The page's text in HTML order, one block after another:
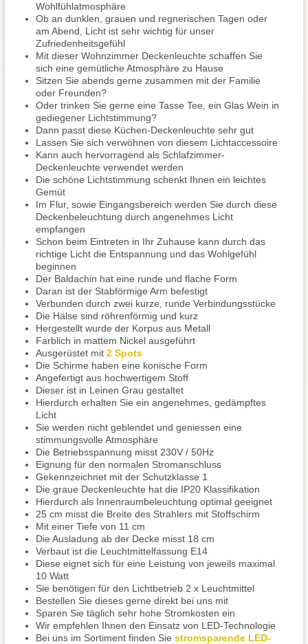
Wohlfühlatmosphäre
Ob an dunklen, grauen und regnerischen Tagen oder
am Abend, Licht ist sehr wichtig für unser
Zufriedenheitsgefühl
Mit dieser Wohnzimmer Deckenleuchte schaffen Sie
sich eine gemütliche Atmosphäre zu Hause
Sitzen Sie abends gerne zusammen mit der Familie
oder Freunden?
Oder trinken Sie gerne eine Tasse Tee, ein Glas Wein in
gediegener Lichtstimmung?
Dann passt diese Küchen-Deckenleuchte sehr gut
Lassen Sie sich verwöhnen von diesem Lichtaccessoire
Kann auch hervorragend als Schlafzimmer-
Deckenleuchte verwendet werden
Die schöne Lichtstimmung schenkt Ihnen ein leichtes
Gemüt
Im Flur, sowie Eingangsbereich werden Sie durch diese
Deckenbeleuchtung durch angenehmes Licht
empfangen
Schon beim Eintreten in Ihr Zuhause kann durch das
richtige Licht die Entspannung und das Wohlgefühl
beginnen
Der Baldachin hat eine runde und flache Form
Daran ist der Stabförmige Arm befestigt
Verbunden durch zwei kurze, runde Verbindungsstücke
Die Hälse sind röhrenförmig und kurz
Hergestellt wurde der Korpus aus Metall
Farblich in mattem Nickel ausgeführt
Ausgerüstet mit 2 Spots
Die Schirme haben eine konische Form
Angefertigt aus hochwertigem Stoff
Dieser ist in Leinen Grau gestaltet
Hierdurch erhalten Sie ein angenehmes, gedämpftes
Licht
Sie werden nicht geblendet und geniessen eine
stimmungsvolle Atmosphäre
Die Betriebsspannung misst 230V / 50Hz
Eignung für den normalen Stromanschluss
Gekennzeichnet mit der Schutzklasse 1
Die graue Deckenleuchte hat die IP20 Klassifikation
Hierdurch als Innenraumbeleuchtung optimal geeignet
25 cm misst die Breite des Strahlers mit Stoffschirm
Mit einer Tiefe von 11 cm
Die Ausladung ab der Decke misst 18 cm
Verbaut ist die Leuchtmittelfassung E14
Diese eignet sich für eine Leistung von jeweils maximal
10 Watt
Sie benötigen für den Lichtbetrieb 2 x Leuchtmittel
Bestellen Sie dieses gerne direkt bei uns mit
Sparen Sie täglich sehr hohe Stromkosten ein
Wir empfehlen Ihnen den Einsatz von LED-Technologie
Bei uns im Sortiment finden Sie stromsparende LED-